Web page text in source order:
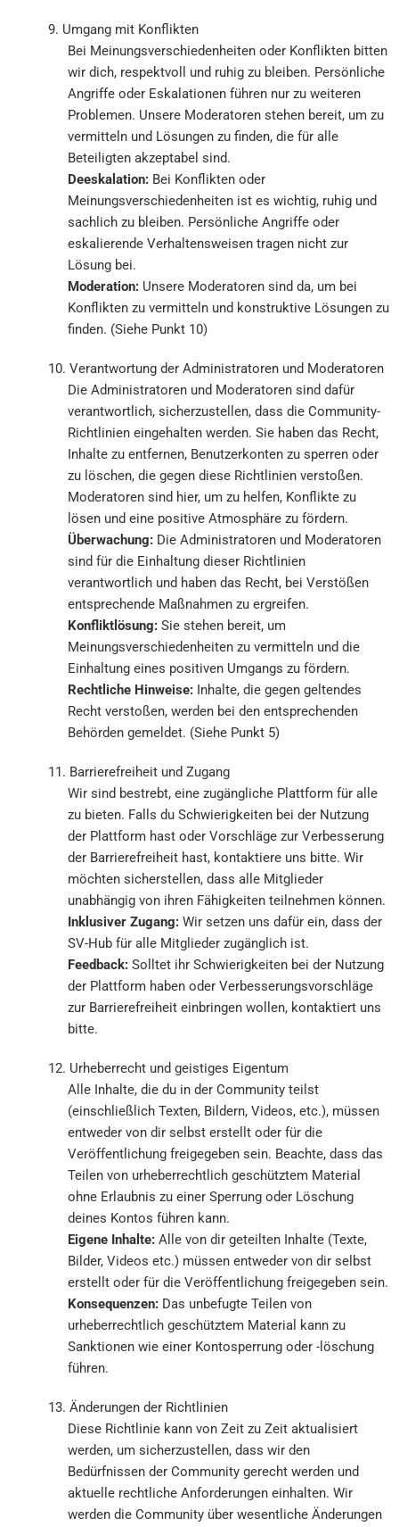
9. Umgang mit Konflikten
Bei Meinungsverschiedenheiten oder Konflikten bitten
wir dich, respektvoll und ruhig zu bleiben. Persönliche
Angriffe oder Eskalationen führen nur zu weiteren
Problemen. Unsere Moderatoren stehen bereit, um zu
vermitteln und Lösungen zu finden, die für alle
Beteiligten akzeptabel sind.
Deeskalation:Bei Konflikten oder
Meinungsverschiedenheiten ist es wichtig, ruhig und
sachlich zu bleiben. Persönliche Angriffe oder
eskalierende Verhaltensweisen tragen nicht zur
Lösung bei.
Moderation:Unsere Moderatoren sind da, um bei
Konflikten zu vermitteln und konstruktive Lösungen zu
finden. (Siehe Punkt 10)
10. Verantwortung der Administratoren und Moderatoren
Die Administratoren und Moderatoren sind dafür
verantwortlich, sicherzustellen, dass die Community-
Richtlinien eingehalten werden. Sie haben das Recht,
Inhalte zu entfernen, Benutzerkonten zu sperren oder
zu löschen, die gegen diese Richtlinien verstoßen.
Moderatoren sind hier, um zu helfen, Konflikte zu
lösen und eine positive Atmosphäre zu fördern.
Überwachung:Die Administratoren und Moderatoren
sind für die Einhaltung dieser Richtlinien
verantwortlich und haben das Recht, bei Verstößen
entsprechende Maßnahmen zu ergreifen.
Konfliktlösung:Sie stehen bereit, um
Meinungsverschiedenheiten zu vermitteln und die
Einhaltung eines positiven Umgangs zu fördern.
Rechtliche Hinweise:Inhalte, die gegen geltendes
Recht verstoßen, werden bei den entsprechenden
Behörden gemeldet. (Siehe Punkt 5)
11. Barrierefreiheit und Zugang
Wir sind bestrebt, eine zugängliche Plattform für alle
zu bieten. Falls du Schwierigkeiten bei der Nutzung
der Plattform hast oder Vorschläge zur Verbesserung
der Barrierefreiheit hast, kontaktiere uns bitte. Wir
möchten sicherstellen, dass alle Mitglieder
unabhängig von ihren Fähigkeiten teilnehmen können.
Inklusiver Zugang:Wir setzen uns dafür ein, dass der
SV-Hub für alle Mitglieder zugänglich ist.
Feedback:Solltet ihr Schwierigkeiten bei der Nutzung
der Plattform haben oder Verbesserungsvorschläge
zur Barrierefreiheit einbringen wollen, kontaktiert uns
bitte.
12. Urheberrecht und geistiges Eigentum
Alle Inhalte, die du in der Community teilst
(einschließlich Texten, Bildern, Videos, etc.), müssen
entweder von dir selbst erstellt oder für die
Veröffentlichung freigegeben sein. Beachte, dass das
Teilen von urheberrechtlich geschütztem Material
ohne Erlaubnis zu einer Sperrung oder Löschung
deines Kontos führen kann.
Eigene Inhalte:Alle von dir geteilten Inhalte (Texte,
Bilder, Videos etc.) müssen entweder von dir selbst
erstellt oder für die Veröffentlichung freigegeben sein.
Konsequenzen:Das unbefugte Teilen von
urheberrechtlich geschütztem Material kann zu
Sanktionen wie einer Kontosperrung oder -löschung
führen.
13. Änderungen der Richtlinien
Diese Richtlinie kann von Zeit zu Zeit aktualisiert
werden, um sicherzustellen, dass wir den
Bedürfnissen der Community gerecht werden und
aktuelle rechtliche Anforderungen einhalten. Wir
werden die Community über wesentliche Änderungen